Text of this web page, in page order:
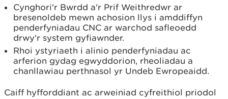
Cynghori'r Bwrdd a'r Prif Weithredwr ar
bresenoldeb mewn achosion llys i amddiffyn
penderfyniadau CNC ar warchod safleoedd
drwy'r system gyfiawnder.
Rhoi ystyriaeth i alinio penderfyniadau ac
arferion gydag egwyddorion, rheoliadau a
chanllawiau perthnasol yr Undeb Ewropeaidd.
Caiff hyfforddiant ac arweiniad cyfreithiol priodol